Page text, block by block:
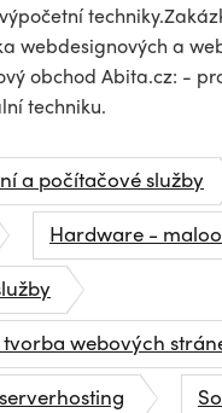
webdesignových a
obchod Abita.cz: -
techniku.
a počítačové služby
Hardware -
tvorba webových